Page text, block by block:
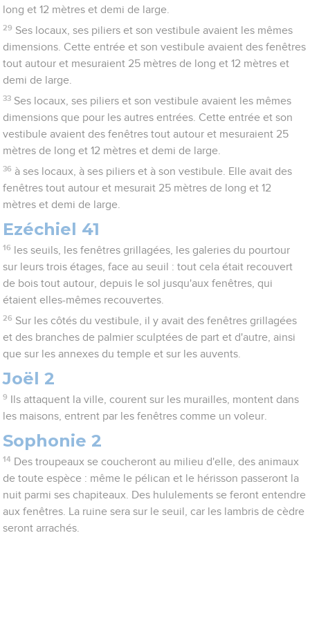
long et 12 mètres et demi de large.
29 Ses locaux, ses piliers et son vestibule avaient les mêmes
dimensions. Cette entrée et son vestibule avaient des fenêtres
tout autour et mesuraient 25 mètres de long et 12 mètres et
demi de large.
33 Ses locaux, ses piliers et son vestibule avaient les mêmes
dimensions que pour les autres entrées. Cette entrée et son
vestibule avaient des fenêtres tout autour et mesuraient 25
mètres de long et 12 mètres et demi de large.
36 à ses locaux, à ses piliers et à son vestibule. Elle avait des
fenêtres tout autour et mesurait 25 mètres de long et 12
mètres et demi de large.
Ezéchiel 41
16
les seuils, les fenêtres grillagées, les galeries du pourtour
sur leurs trois étages, face au seuil : tout cela était recouvert
de bois tout autour, depuis le sol jusqu'aux fenêtres, qui
étaient elles-mêmes recouvertes.
26 Sur les côtés du vestibule, il y avait des fenêtres grillagées
et des branches de palmier sculptées de part et d'autre, ainsi
que sur les annexes du temple et sur les auvents.
Joël 2
9
Ils attaquent la ville, courent sur les murailles, montent dans
les maisons, entrent par les fenêtres comme un voleur.
Sophonie 2
14 Des troupeaux se coucheront au milieu d'elle, des animaux
de toute espèce : même le pélican et le hérisson passeront la
nuit parmi ses chapiteaux. Des hululements se feront entendre
aux fenêtres. La ruine sera sur le seuil, car les lambris de cèdre
seront arrachés.